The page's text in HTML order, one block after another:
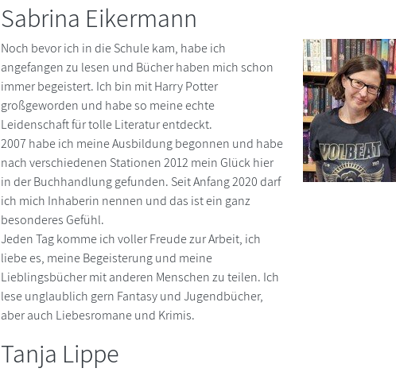
Sabrina Eikermann
Noch bevor ich in die Schule kam, habe ich
angefangen zu lesen und Bücher haben mich schon
immer begeistert. Ich bin mit Harry Potter
großgeworden und habe so meine echte
Leidenschaft für tolle Literatur entdeckt.
2007 habe ich meine Ausbildung begonnen und habe
nach verschiedenen Stationen 2012 mein Glück hier
in der Buchhandlung gefunden. Seit Anfang 2020 darf
ich mich Inhaberin nennen und das ist ein ganz
besonderes Gefühl.
Jeden Tag komme ich voller Freude zur Arbeit, ich
liebe es, meine Begeisterung und meine
Lieblingsbücher mit anderen Menschen zu teilen. Ich
lese unglaublich gern Fantasy und Jugendbücher,
aber auch Liebesromane und Krimis.
Tanja Lippe